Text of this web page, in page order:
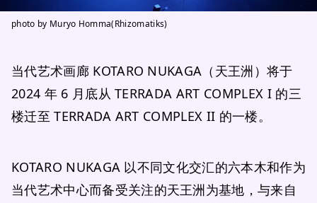
photo by Muryo Homma(Rhizomatiks)
当代艺术画廊 KOTARO NUKAGA（天王洲）将于
2024 年 6 月底从 TERRADA ART COMPLEX I 的三
楼迁至 TERRADA ART COMPLEX II 的一楼。
KOTARO NUKAGA 以不同文化交汇的六本木和作为
当代艺术中心而备受关注的天王洲为基地，与来自